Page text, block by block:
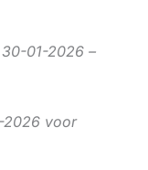
01-2026 –
2026 voor